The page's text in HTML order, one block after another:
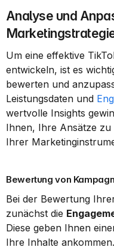
Analyse und
Um eine effektive
entwickeln, ist es
bewerten und
Leistungsdaten und
wertvolle Insights
Ihnen, Ihre Ansätze
Ihrer
Bewertung von
Bei der Bewertung
zunächst die
Diese geben Ihnen
Ihre Inhalte